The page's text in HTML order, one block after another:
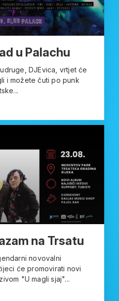
u Palachu
DJEvica, vrtjet će
i možete čuti po punk
na Trsatu
novovalni
će promovirati novi
"U magli sjaj"...